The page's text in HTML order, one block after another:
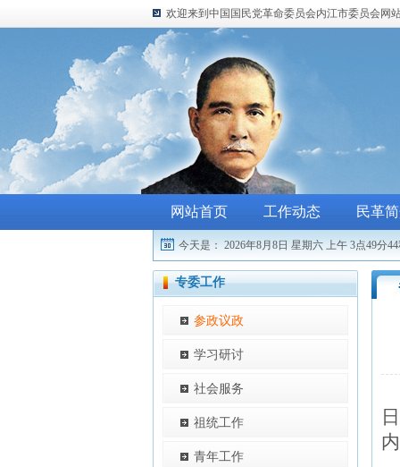
欢迎来到中国国民党革命委员会内江市委员会网站
网站首页 工作动态 民革
今天是： 2026年8月8日 星期六 上午 3点49分
专委工作
参政议政
学习研讨
社会服务
祖统工作
青年工作